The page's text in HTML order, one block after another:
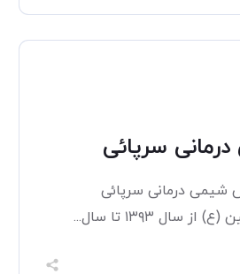
سرپائی
شیمی درمانی سرپائی
۱۳۹۳ تا سال...